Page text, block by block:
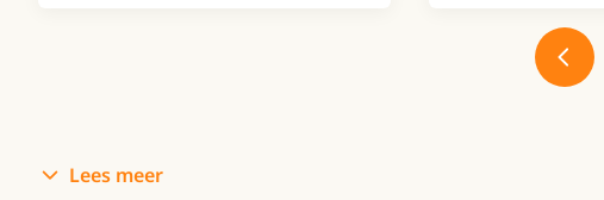
Lees meer